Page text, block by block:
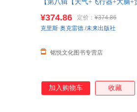
【第八辑【天气+飞行器+大脑
¥374.86 定价： ¥374.86
铭悦文化图书专营店
克里斯·奥克雷德 /未来出版社
加入购物车 收藏